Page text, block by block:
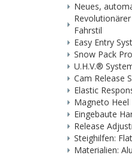
Neues,
Fahrstil
Easy Entry
Snow Pack
U.H.V.®
Cam Release
Elastic
Magneto
Eingebaute
Release
Steighilfen:
Materialien: